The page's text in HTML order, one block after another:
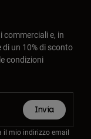
commerciali e, in
un 10% di sconto
condizioni
Invia
il mio indirizzo email